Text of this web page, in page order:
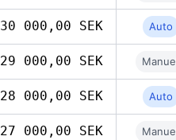
30 000,00 SEK Auto
29 000,00 SEK
28 000,00 SEK Auto
27 000,00 SEK